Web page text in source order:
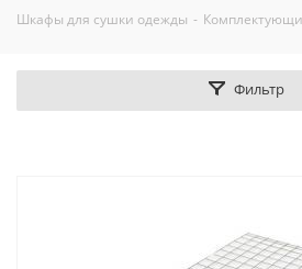
Шкафы для сушки одежды -
Фильтр